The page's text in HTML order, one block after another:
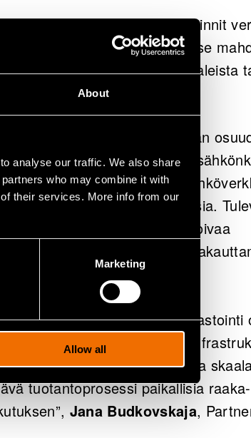
About
analyse our traffic. We also share
who may combine it with
their services. More info from our
Marketing
Allow all
pienemmät tuotantoinvestoinnit
tai akkutehtaisiin. Samalla se
kriittisistä mineraaleista
Tuuli- ja aurinkovoiman
datakeskusten lisääntyvä
Samalla EU kiristää
kuormien vaatimuksia.
yhä enemmän nopeasti reagoivaa
integrointiin, verkon
varmistamiseen.
on se, ettei energian varastointi
keskeinen osa
haastetta turvallisella ja
tuotantoprosessi paikallisia
Jana Budkovskaja,